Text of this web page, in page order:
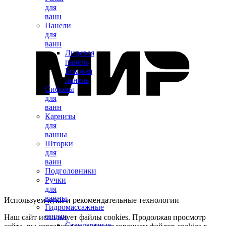
для
ванн
Панели
для
ванн
Лицевая
панель
Боковая
панель
Сифоны
для
ванн
Карнизы
для
ванны
Шторки
для
ванн
Подголовники
Ручки
для
ванны
Гидромассажные
опции
Используем куки и рекомендательные технологии
Наш сайт использует файлы cookies. Продолжая просмотр